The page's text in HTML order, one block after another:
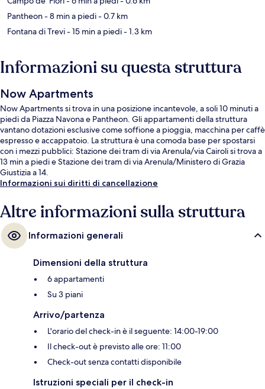
Pantheon- 8 min a piedi- 0.7 km
Fontana di Trevi- 15 min a piedi- 1.3 km
Informazioni su questa struttura
Now Apartments
Now Apartments si trova in una posizione incantevole, a soli 10 minuti a
piedi da Piazza Navona e Pantheon. Gli appartamenti della struttura
vantano dotazioni esclusive come soffione a pioggia, macchina per caffè
espresso e accappatoio. La struttura è una comoda base per spostarsi
con i mezzi pubblici: Stazione dei tram di via Arenula/via Cairoli si trova a
13 min a piedi e Stazione dei tram di via Arenula/Ministero di Grazia
Giustizia a 14.
Informazioni sui diritti di cancellazione
Altre informazioni sulla struttura
Informazioni generali
Dimensioni della struttura
6 appartamenti
Su 3 piani
Arrivo/partenza
L'orario del check-in è il seguente: 14:00-19:00
Il check-out è previsto alle ore: 11:00
Check-out senza contatti disponibile
Istruzioni speciali per il check-in